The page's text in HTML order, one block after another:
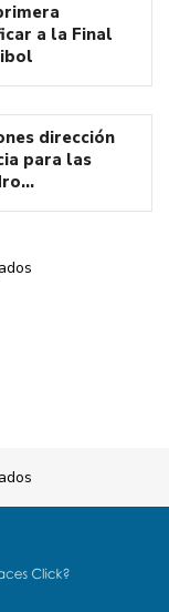
a la Final
dirección
para las